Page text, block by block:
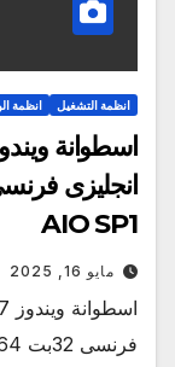
انظمة التشغيل انظمة
AIO SP1
مايو 16, 2025